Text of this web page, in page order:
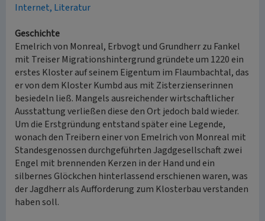
Internet, Literatur
Geschichte
Emelrich von Monreal, Erbvogt und Grundherr zu Fankel
mit Treiser Migrationshintergrund gründete um 1220 ein
erstes Kloster auf seinem Eigentum im Flaumbachtal, das
er von dem Kloster Kumbd aus mit Zisterzienserinnen
besiedeln ließ. Mangels ausreichender wirtschaftlicher
Ausstattung verließen diese den Ort jedoch bald wieder.
Um die Erstgründung entstand später eine Legende,
wonach den Treibern einer von Emelrich von Monreal mit
Standesgenossen durchgeführten Jagdgesellschaft zwei
Engel mit brennenden Kerzen in der Hand und ein
silbernes Glöckchen hinterlassend erschienen waren, was
der Jagdherr als Aufforderung zum Klosterbau verstanden
haben soll.